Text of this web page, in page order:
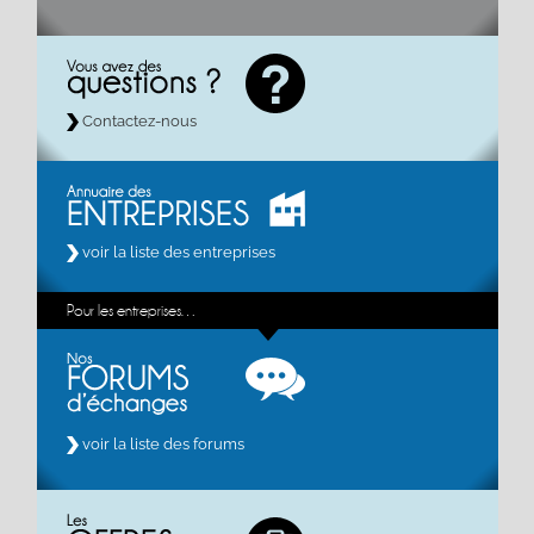
Contactez-nous
voir la liste des entreprises
Pour les entreprises…
voir la liste des forums